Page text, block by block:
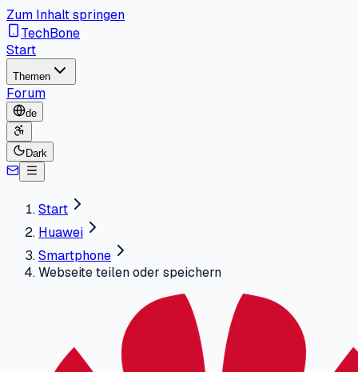
Zum Inhalt springen
TechBone
Start
Themen
Forum
de
Dark
Start
Huawei
Smartphone
Webseite teilen oder speichern